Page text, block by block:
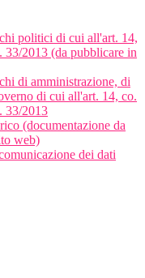
politici di cui all'art. 14,
33/2013 (da pubblicare in
di amministrazione, di
di cui all'art. 14, co.
33/2013
(documentazione da
web)
dei dati